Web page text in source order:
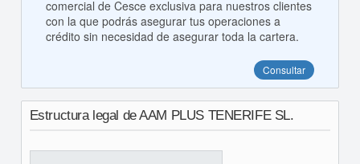
comercial de Cesce exclusiva para nuestros clientes
con la que podrás asegurar tus operaciones a
crédito sin necesidad de asegurar toda la cartera.
Consultar
Estructura legal de AAM PLUS TENERIFE SL.